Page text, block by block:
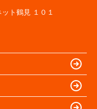
ト鶴見 １０１